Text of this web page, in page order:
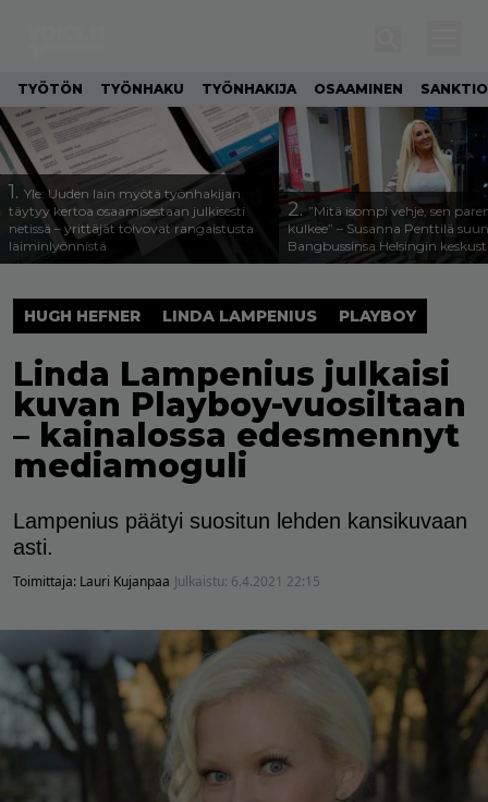
TYÖTÖN TYÖNHAKU TYÖNHAKIJA OSAAMINEN SANKTIO
1. Yle: Uuden lain myötä työnhakijan
täytyy kertoa osaamisestaan julkisesti
netissä – yrittäjät toivovat rangaistusta
laiminlyönnistä
2. ”Mitä isompi vehje, sen
kulkee” – Susanna Penttilä
Bangbussinsa Helsingin
HUGH HEFNER LINDA LAMPENIUS PLAYBOY
Linda Lampenius julkaisi
kuvan Playboy-vuosiltaan
– kainalossa edesmennyt
mediamoguli
Lampenius päätyi suositun lehden kansikuvaan
asti.
Toimittaja: Lauri Kujanpaa Julkaistu: 6.4.2021 22:15